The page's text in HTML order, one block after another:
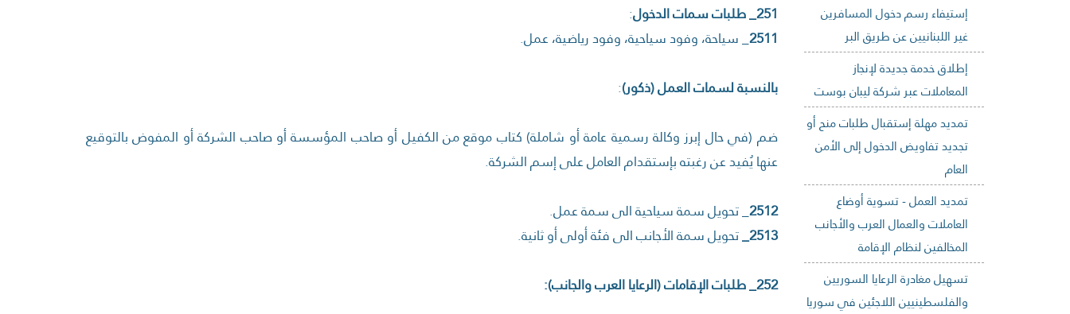
إستيفاء رسم دخول المسافرين
غير اللبنانيين عن طريق البر
إطلاق خدمة جديدة لإنجاز
المعاملات عبر شركة ليبان بوست
تمديد مهلة إستقبال طلبات منح أو
تجديد تفاويض الدخول إلى الأمن
العام
تمديد العمل - تسوية أوضاع
العاملات والعمال العرب والأجانب
المخالفين لنظام الإقامة
تسهيل مغادرة الرعايا السوريين
والفلسطينيين اللاجئين في سوريا
251_ طلبات سمات الدخول
:
2511_ سياحة، وفود سياحية، وفود رياضية، عمل.
بالنسبة لسمات العمل (ذكور):
ضم (في حال إبرز وكالة رسمية عامة أو شاملة) كتاب موقع من الكفيل أو صاحب المؤسسة أو صاحب الشركة أو المفوض بالتوقيع
عنها يُفيد عن رغبته بإستقدام العامل على إسم الشركة.
2512_ تحويل سمة سياحية الى سمة عمل.
2513_ تحويل سمة الأجانب الى فئة أولى أو ثانية.
252_ طلبات الإقامات (الرعايا العرب والجانب):